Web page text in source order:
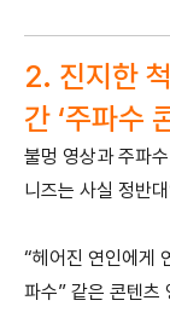
2. 진지한
간 ‘주파수
불멍 영상과 주파
니즈는 사실 정반
“헤어진 연인에게
파수” 같은 콘텐츠